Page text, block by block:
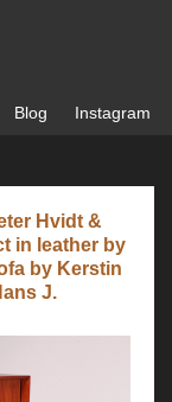
Blog Instagram
Hvidt &
in leather by
by Kerstin
J.